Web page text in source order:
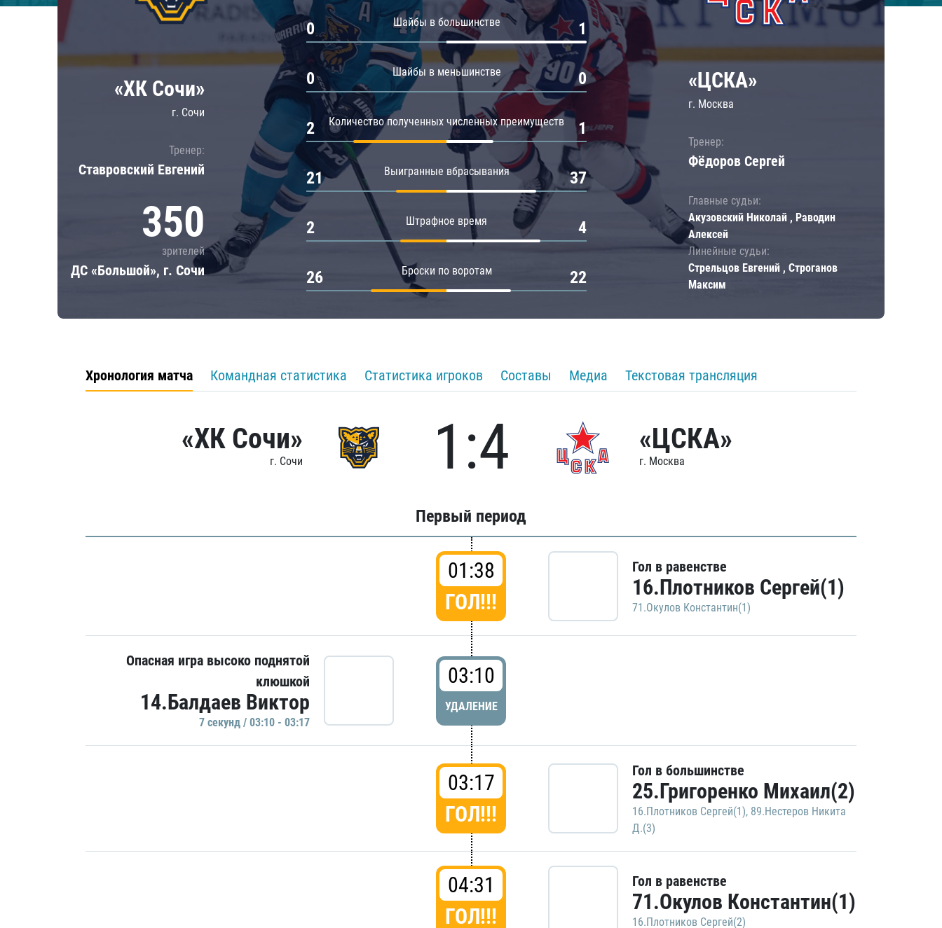
Локомотив
ЦСКА
Шанхайские Драконы
Амур
Барыс
Салават Юлаев
«ХК Сочи»
г. Сочи
Тренер:
Ставровский Евгений
350
зрителей
ДС «Большой», г. Сочи
Шайбы в большинстве
0 1
Шайбы в меньшинстве
0 0
Количество полученных численных преимуществ
2 1
Выигранные вбрасывания
21 37
Штрафное время
2 4
Броски по воротам
26 22
«ЦСКА»
г. Москва
Тренер:
Фёдоров Сергей
Главные судьи:
Акузовский Николай , Раводин
Алексей
Линейные судьи:
Стрельцов Евгений , Строганов
Максим
Хронология матча Командная статистика Статистика игроков Составы Медиа Текстовая трансляция
«ХК Сочи»
г. Сочи 1:4 «ЦСКА»
г. Москва
Первый период
01:38
ГОЛ!!!
Гол в равенстве
16.Плотников Сергей(1)
71.Окулов Константин(1)
Опасная игра высоко поднятой
клюшкой
14.Балдаев Виктор
7 секунд / 03:10 - 03:17
03:10
УДАЛЕНИЕ
03:17
ГОЛ!!!
Гол в большинстве
25.Григоренко Михаил(2)
16.Плотников Сергей(1), 89.Нестеров Никита
Д.(3)
04:31
ГОЛ!!!
Гол в равенстве
71.Окулов Константин(1)
16.Плотников Сергей(2)